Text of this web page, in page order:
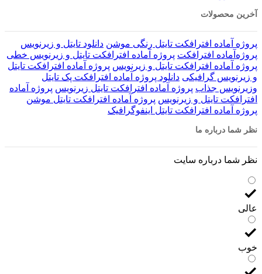
آخرین محصولات
پروژه آماده افترافکت تایتل رنگی موشن دانلود تایتل و زیرنویس‌
پروژه‌آماده افترافکت پروژه آماده افترافکت تایتل و زیرنویس خطی
پروژه آماده افترافکت تایتل و زیرنویس پروژه آماده افترافکت تایتل
و زیرنویس گرافیکی دانلود پروژه آماده افترافکت پک تایتل
وزیرنویس جذاب پروژه آماده افترافکت تایتل زیرنویس پروژه آماده
افترافکت تایتل و زیرنویس پروژه آماده افترافکت تایتل موشن
پروژه آماده افترافکت تایتل اینفوگرافیک
نظر شما درباره ما
نظر شما درباره سایت
عالی
خوب